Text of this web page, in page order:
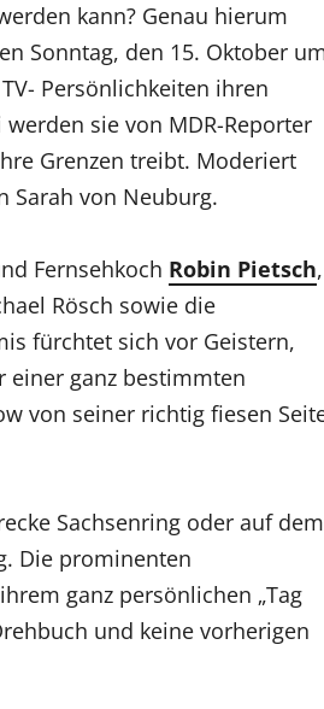
kann? Genau hierum
Sonntag, den 15. Oktober
Persönlichkeiten ihren
sie von MDR-Reporter
Grenzen treibt. Moderiert
Sarah von Neuburg.
Fernsehkoch Robin Pietsch,
Rösch sowie die
fürchtet sich vor Geistern,
einer ganz bestimmten
von seiner richtig fiesen
Sachsenring oder auf dem
Die prominenten
ganz persönlichen „Tag
und keine vorherigen